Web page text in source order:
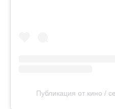
Публикация от кино /